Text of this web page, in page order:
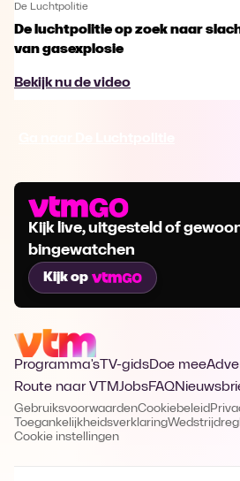
De Luchtpolitie
De luchtpolitie op zoek naar
van gasexplosie
Bekijk nu de video
Kijk live, uitgesteld of
bingewatchen
Kijk op
Programma's TV-gidsDoe mee
Route naar VTMJobsFAQ
GebruiksvoorwaardenCookiebeleid
Toegankelijkheidsverklaring
Cookie instellingen